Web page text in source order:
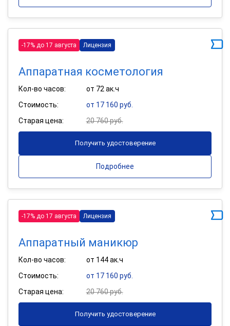
-17% до 17 августа Лицензия
Аппаратная косметология
Кол-во часов:
от 72 ак.ч
Стоимость:
от 17 160 руб.
Старая цена:
20 760 руб.
Получить удостоверение
Подробнее
-17% до 17 августа Лицензия
Аппаратный маникюр
Кол-во часов:
от 144 ак.ч
Стоимость:
от 17 160 руб.
Старая цена:
20 760 руб.
Получить удостоверение